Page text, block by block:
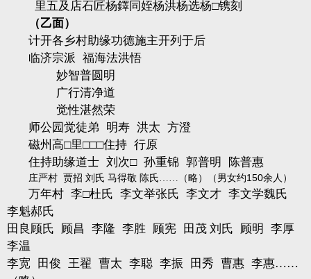
里五及店石匠杨鐸同姪杨洪杨选杨□镌刻
（乙面）
计开各乡村助缘功德施主开列于后
临济宗派 福海法洪悟
妙智普圆明
广行清净道
觉性湛然荣
师公园觉徒弟
明寿 洪太 方澄
磁州高□里□□□住持 行原
住持助缘道士 刘次□ 孙重锦 郭普明 陈普惠
庄严村 贾招 刘氏 马得敬 陈氏……（略）（ 男女约150余人）
万年村 李□杜氏 李文举张氏 李文才 李文学魏氏
李魁郝氏
田良顾氏
顾昌 李隆 李胜 顾宪 田茂 刘氏 顾明
李厚
李温
李宽
田俊 王翟 曹太 李聪 李振 田秀 曹惠 李惠……